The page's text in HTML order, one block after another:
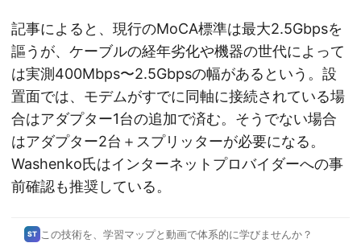
記事によると、現行のMoCA標準は最大2.5Gbpsを
謳うが、ケーブルの経年劣化や機器の世代によって
は実測400Mbps〜2.5Gbpsの幅があるという。設
置面では、モデムがすでに同軸に接続されている場
合はアダプター1台の追加で済む。そうでない場合
はアダプター2台＋スプリッターが必要になる。
Washenko氏はインターネットプロバイダーへの事
前確認も推奨している。
ST
この技術を、学習マップと動画で体系的に学びませんか？